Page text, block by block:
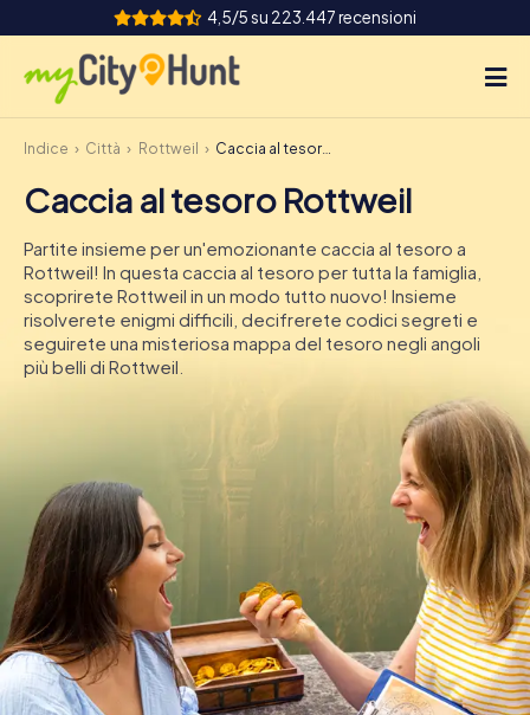
4,5/5 su 223.447 recensioni
Come funziona
Città
Tour
Team Building
Biglietti
DE
IE
IT
Prenota Biglietti
Acquista i Voucher
Indice Città Rottweil Caccia al tesoro Rottweil
Caccia al tesoro Rottweil
Partite insieme per un'emozionante caccia al tesoro a
Rottweil! In questa caccia al tesoro per tutta la famiglia,
scoprirete Rottweil in un modo tutto nuovo! Insieme
risolverete enigmi difficili, decifrerete codici segreti e
seguirete una misteriosa mappa del tesoro negli angoli
più belli di Rottweil.